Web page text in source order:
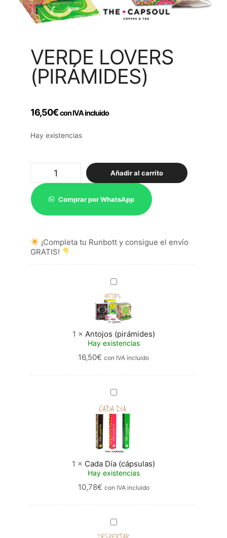
VERDE LOVERS
(PIRÁMIDES)
16,50€con IVA incluido
Hay existencias
(pirámides)
cantidad
Añadir al carrito
Comprar por WhatsApp
¡Completa tu Runbott y consigue el envío
GRATIS!
Antojos
(pirámides)
1 × Antojos (pirámides)
Hay existencias
16,50€ con IVA incluido
Cada
(cápsulas)
1 × Cada Día (cápsulas)
Hay existencias
10,78€ con IVA incluido
Despertar
(cápsulas)